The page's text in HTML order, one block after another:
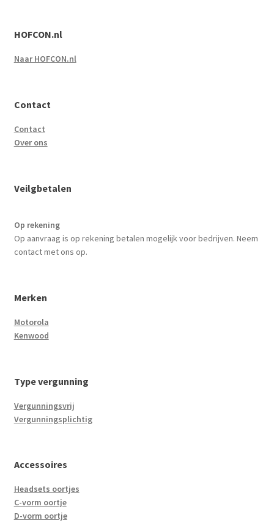
HOFCON.nl
Naar HOFCON.nl
Contact
Contact
Over ons
Veilgbetalen
Op rekening
Op aanvraag is op rekening betalen mogelijk voor bedrijven. Neem
contact met ons op.
Merken
Motorola
Kenwood
Type vergunning
Vergunningsvrij
Vergunningsplichtig
Accessoires
Headsets oortjes
C-vorm oortje
D-vorm oortje